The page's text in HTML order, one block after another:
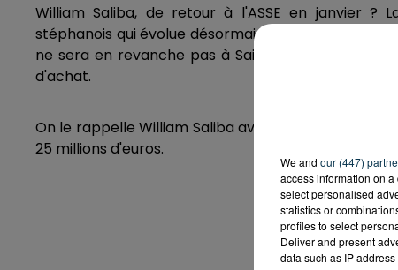
William Saliba, de retour à l'ASSE en janvier ?
stéphanois qui évolue désormais à Arsenal va
ne sera en revanche pas à Saint-Etienne mais
d'achat.
On le rappelle William Saliba avait été transféré
25 millions d'euros.
We and our (447)
access information on
select personalised
statistics or
profiles to select
Deliver and present
data such as IP